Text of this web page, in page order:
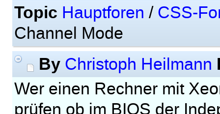
Topic Hauptforen / CSS-
Channel Mode
By Christoph Heilmann
Wer einen Rechner mit
prüfen ob im BIOS der